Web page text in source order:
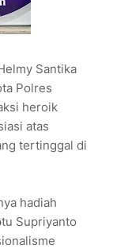
Santika
Polres
heroik
atas
tertinggal di
hadiah
Supriyanto